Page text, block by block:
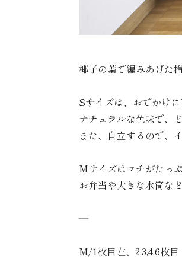
椰子の葉で編みあげた
Sサイズは、おでかけ
ナチュラルな色味で、
また、自立するので、
Mサイズはマチがたっ
お弁当や大きな水筒な
―
M/1枚目左、2,3,4,6枚目